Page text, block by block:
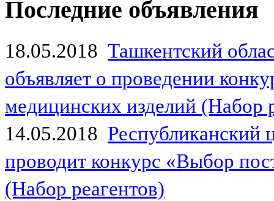
Последние объявления
18.05.2018 Ташкентский
объявляет о проведении
медицинских изделий (Набор
14.05.2018
проводит конкурс «Выбор
(Набор реагентов)